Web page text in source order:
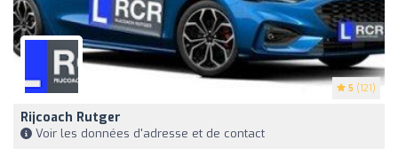
5 (121)
Rijcoach Rutger
Voir les données d'adresse et de contact